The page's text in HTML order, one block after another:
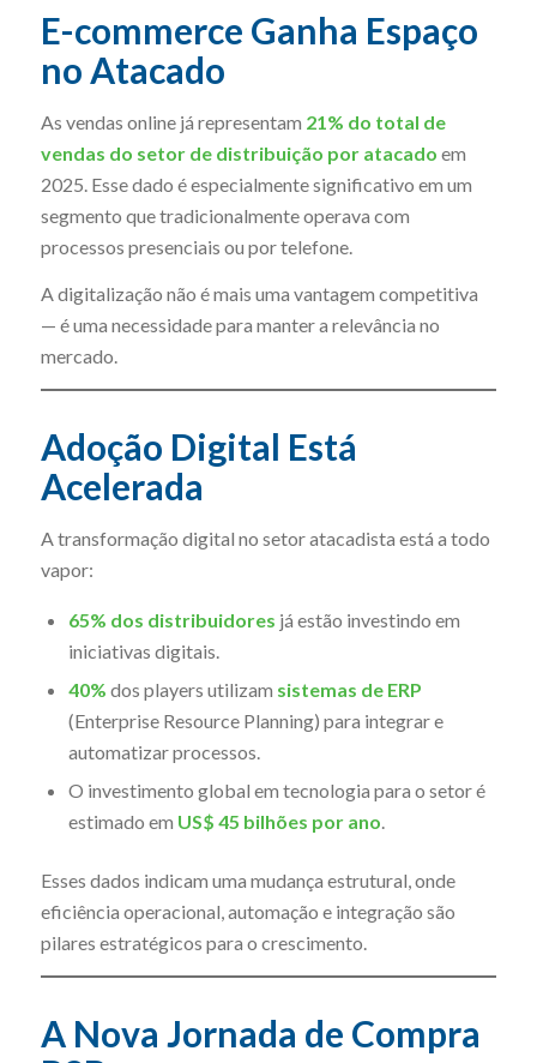
E-commerce Ganha Espaço
no Atacado
As vendas online já representam 21% do total de
vendas do setor de distribuição por atacado em
2025. Esse dado é especialmente significativo em um
segmento que tradicionalmente operava com
processos presenciais ou por telefone.
A digitalização não é mais uma vantagem competitiva
— é uma necessidade para manter a relevância no
mercado.
Adoção Digital Está
Acelerada
A transformação digital no setor atacadista está a todo
vapor:
65% dos distribuidores já estão investindo em
iniciativas digitais.
40% dos players utilizam sistemas de ERP
(Enterprise Resource Planning) para integrar e
automatizar processos.
O investimento global em tecnologia para o setor é
estimado em US$ 45 bilhões por ano.
Esses dados indicam uma mudança estrutural, onde
eficiência operacional, automação e integração são
pilares estratégicos para o crescimento.
A Nova Jornada de Compra